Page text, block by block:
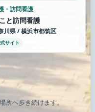
・訪問看護
と訪問看護
川県 / 横浜市都筑区
サイト
所へ歩き続けます。